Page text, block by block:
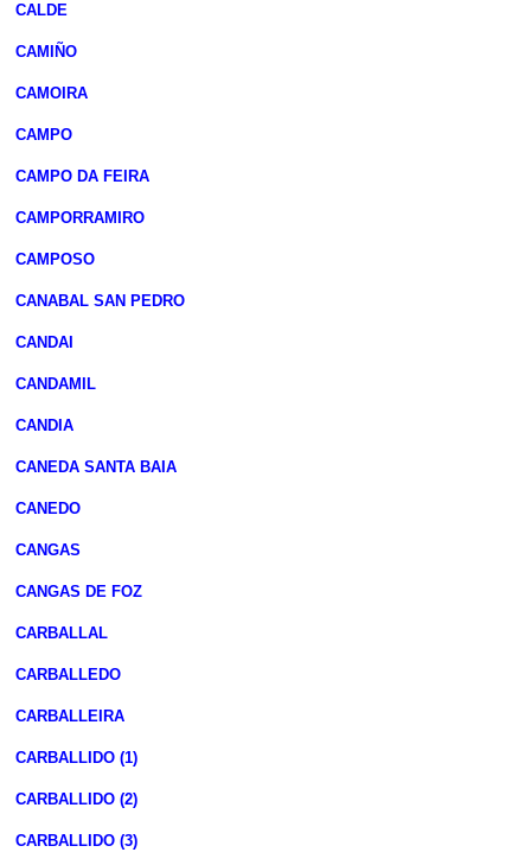
CALDE
CAMIÑO
CAMOIRA
CAMPO
CAMPO DA FEIRA
CAMPORRAMIRO
CAMPOSO
CANABAL SAN PEDRO
CANDAI
CANDAMIL
CANDIA
CANEDA SANTA BAIA
CANEDO
CANGAS
CANGAS DE FOZ
CARBALLAL
CARBALLEDO
CARBALLEIRA
CARBALLIDO (1)
CARBALLIDO (2)
CARBALLIDO (3)